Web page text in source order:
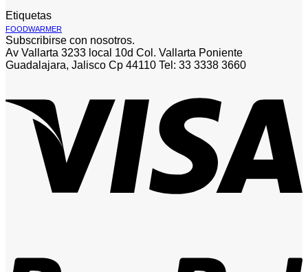
Etiquetas
FOODWARMER
Subscribirse con nosotros.
Av Vallarta 3233 local 10d Col. Vallarta Poniente
Guadalajara, Jalisco Cp 44110 Tel: 33 3338 3660